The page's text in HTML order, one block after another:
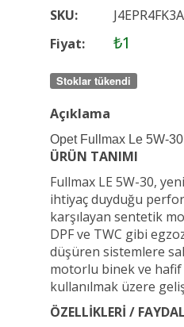
SKU:
J4EPR4FK3A
Fiyat:
₺1
Stoklar tükendi
Açıklama
Opet Fullmax Le 5W-
ÜRÜN TANIMI
Fullmax LE 5W-30,
ihtiyaç duyduğu
karşılayan sentetik
DPF ve TWC gibi
düşüren sistemlere
motorlu binek ve
kullanılmak üzere
ÖZELLİKLERİ /